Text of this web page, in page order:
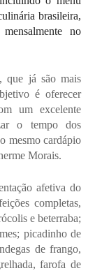
brasileira,
no
que já são mais
é oferecer
um excelente
o tempo dos
mesmo cardápio
Morais.
afetiva do
completas,
e beterraba;
picadinho de
de frango,
farofa de